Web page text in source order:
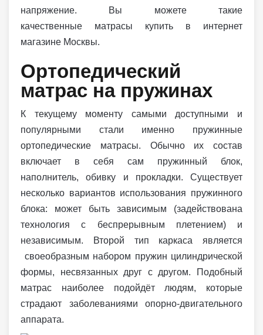
напряжение. Вы можете такие
качественные матрасы купить в интернет
магазине Москвы.
Ортопедический
матрас на пружинах
К текущему моменту самыми доступными и
популярными стали именно пружинные
ортопедические матрасы. Обычно их состав
включает в себя сам пружинный блок,
наполнитель, обивку и прокладки. Существует
несколько вариантов использования пружинного
блока: может быть зависимым (задействована
технология с беспрерывным плетением) и
независимым. Второй тип каркаса является
своеобразным набором пружин цилиндрической
формы, несвязанных друг с другом. Подобный
матрас наиболее подойдёт людям, которые
страдают заболеваниями опорно-двигательного
аппарата.